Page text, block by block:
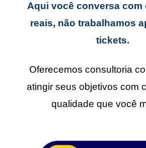
Aqui você conversa com
reais, não trabalhamos
tickets.
Oferecemos consultoria
atingir seus objetivos com
qualidade que você